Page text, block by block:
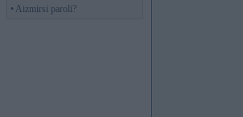
• Aizmirsi paroli?